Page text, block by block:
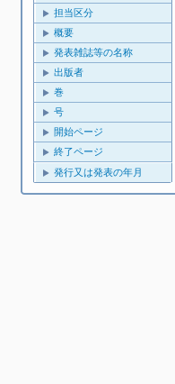
担当区分
概要
発表雑誌等の名称
出版者
巻
号
開始ページ
終了ページ
発行又は発表の年月